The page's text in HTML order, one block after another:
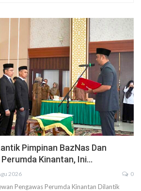
Pimpinan BazNas Dan
Kinantan, Ini…
2026 0
Pengawas Perumda Kinantan Dilantik